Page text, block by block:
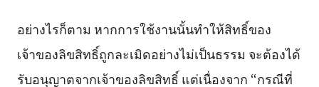
อย่างไรก็ตาม หากการใช้งานนั้นทำให้สิทธิ์ของ
เจ้าของลิขสิทธิ์ถูกละเมิดอย่างไม่เป็นธรรม จะต้องได้
รับอนุญาตจากเจ้าของลิขสิทธิ์ แต่เนื่องจาก “กรณีที่